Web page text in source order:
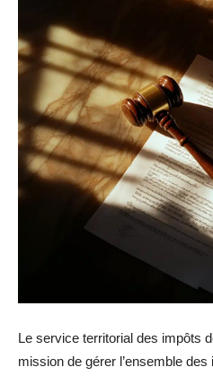
Le service territorial des impôts
mission de gérer l’ensemble